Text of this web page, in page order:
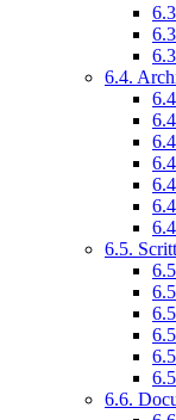
6.4.
6.5.
6.6.